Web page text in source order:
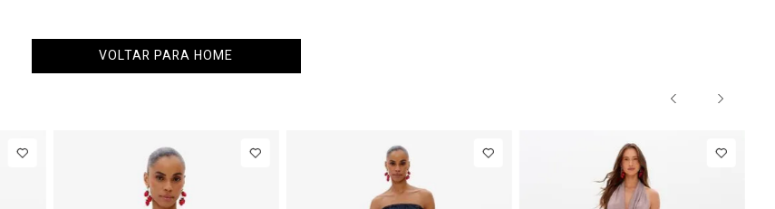
VOLTAR PARA HOME